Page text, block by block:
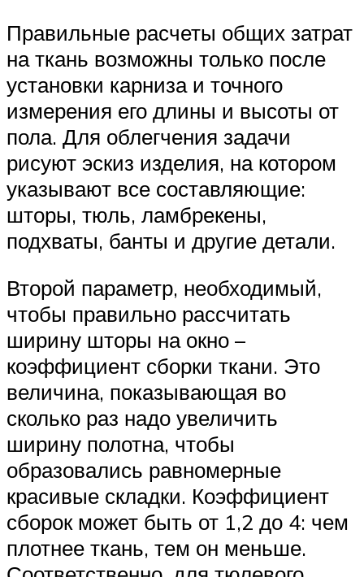
Правильные расчеты общих затрат
на ткань возможны только после
установки карниза и точного
измерения его длины и высоты от
пола. Для облегчения задачи
рисуют эскиз изделия, на котором
указывают все составляющие:
шторы, тюль, ламбрекены,
подхваты, банты и другие детали.
Второй параметр, необходимый,
чтобы правильно рассчитать
ширину шторы на окно –
коэффициент сборки ткани. Это
величина, показывающая во
сколько раз надо увеличить
ширину полотна, чтобы
образовались равномерные
красивые складки. Коэффициент
сборок может быть от 1,2 до 4: чем
плотнее ткань, тем он меньше.